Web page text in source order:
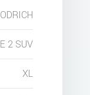
2 SUV
XL